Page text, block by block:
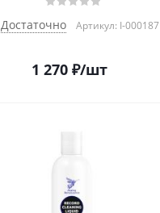
Достаточно Артикул: I-000187
1 270₽/шт